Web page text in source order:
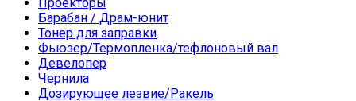
Барабан / Драм-юнит
Тонер для заправки
Фьюзер/Термопленка/тефлоновый вал
Девелопер
Чернила
Дозирующее лезвие/Ракель